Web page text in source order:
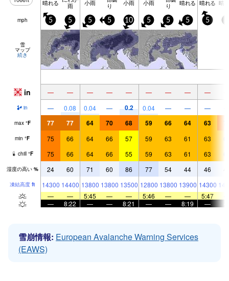
晴れる 雨 小雨 り 小雨 小雨 り 晴れる 晴れる 晴
mph 5 5 5 5 10 5 5 5 5
雪
マップ
続き
in — — — — — — — — —
in — 0.08 0.04 — 0.2 0.04 — — —
max °F 77 77 64 70 68 59 66 64 63
min °F 75 66 64 66 57 59 63 61 63
chill °F 75 66 64 66 55 59 63 61 63
湿度の高い % 24 60 71 60 86 77 54 44 46
凍結高度 ft 14300 14400 13800 13800 13500 12800 13800 13900 14300
—
— 5:45 — — 5:46 — — 5:47
—
8:22 — — 8:21 — — 8:19 —
雪崩情報: European Avalanche Warning Services
(EAWS)